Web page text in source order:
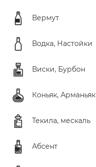
Вермут
Водка, Настойки
Виски, Бурбон
Коньяк, Арманьяк
Текила, мескаль
Абсент